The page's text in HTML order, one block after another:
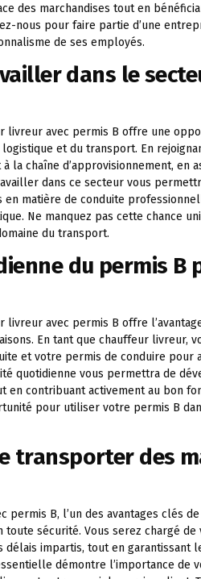
des marchandises tout en
nous pour faire partie d’une
de ses employés.
dans le
livreur avec permis B offre une
et du transport. En
la chaîne d’approvisionnement, en
dans ce secteur vous
matière de conduite
Ne manquez pas cette chance
du transport.
du permis B
avec permis B offre
En tant que chauffeur livreur,
et votre permis de conduire pour
quotidienne vous permettra de
en contribuant activement au bon
pour utiliser votre permis B
transporter des
permis B, l’un des avantages clés
toute sécurité. Vous serez chargé
délais impartis, tout en
démontre l’importance de